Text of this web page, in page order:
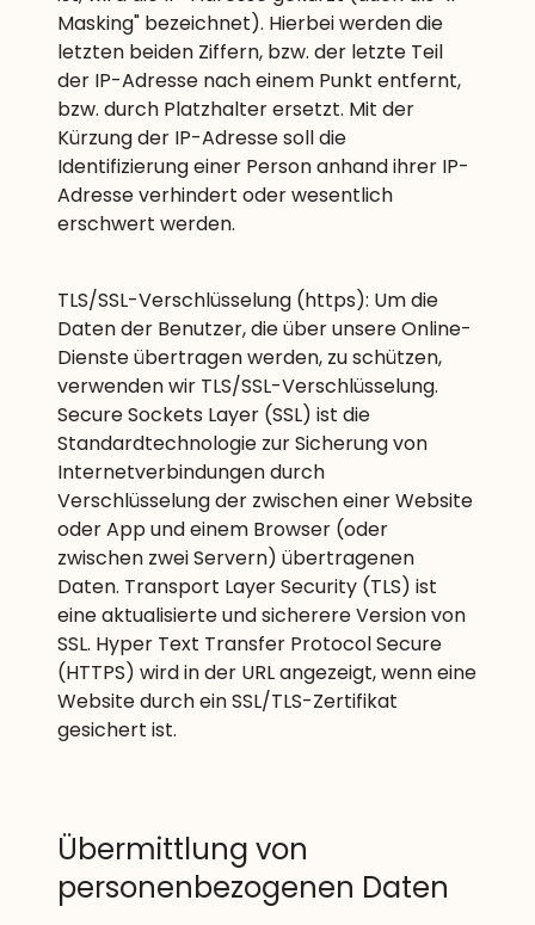
Masking" bezeichnet). Hierbei werden die
letzten beiden Ziffern, bzw. der letzte Teil
der IP-Adresse nach einem Punkt entfernt,
bzw. durch Platzhalter ersetzt. Mit der
Kürzung der IP-Adresse soll die
Identifizierung einer Person anhand ihrer IP-
Adresse verhindert oder wesentlich
erschwert werden.
TLS/SSL-Verschlüsselung (https): Um die
Daten der Benutzer, die über unsere Online-
Dienste übertragen werden, zu schützen,
verwenden wir TLS/SSL-Verschlüsselung.
Secure Sockets Layer (SSL) ist die
Standardtechnologie zur Sicherung von
Internetverbindungen durch
Verschlüsselung der zwischen einer Website
oder App und einem Browser (oder
zwischen zwei Servern) übertragenen
Daten. Transport Layer Security (TLS) ist
eine aktualisierte und sicherere Version von
SSL. Hyper Text Transfer Protocol Secure
(HTTPS) wird in der URL angezeigt, wenn eine
Website durch ein SSL/TLS-Zertifikat
gesichert ist.
Übermittlung von
personenbezogenen Daten